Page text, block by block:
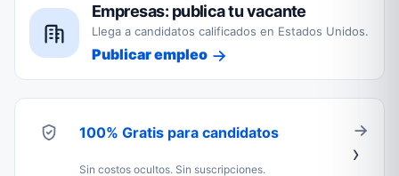
Empresas: publica tu vacante
Llega a candidatos calificados en Estados Unidos.
Publicar empleo
100% Gratis para candidatos
Sin costos ocultos. Sin suscripciones.